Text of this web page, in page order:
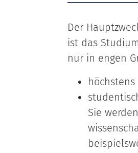
Der
ist das
nur in engen
Sie